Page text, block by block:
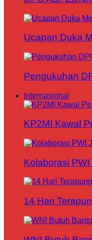
Ucapan Duka
Pengukuhan
Internasional
KP2MI Kawal
Kolaborasi
14 Hari